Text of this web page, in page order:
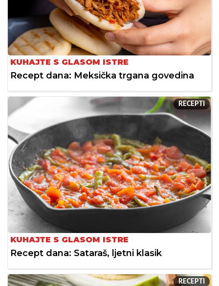
KUHAJTE S GLASOM ISTRE
Recept dana: Meksička trgana govedina
RECEPTI
KUHAJTE S GLASOM ISTRE
Recept dana: Sataraš, ljetni klasik
RECEPTI